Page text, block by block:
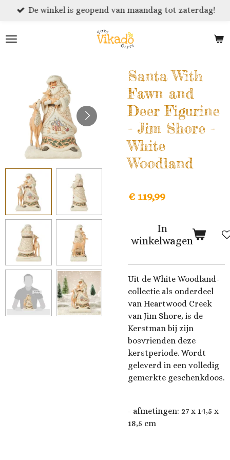
naar
De winkel is geopend van maandag tot zaterdag!
Santa With
Fawn and
Deer Figurine
- Jim Shore -
White
Woodland
€ 119,99
In
winkelwagen
Uit de White Woodland-
collectie als onderdeel
van Heartwood Creek
van Jim Shore, is de
Kerstman bij zijn
bosvrienden deze
kerstperiode. Wordt
geleverd in een volledig
gemerkte geschenkdoos.
- afmetingen: 27 x 14,5 x
18,5 cm